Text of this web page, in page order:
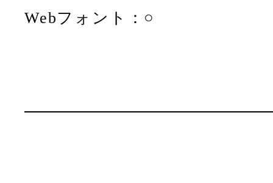
Webフォント：○